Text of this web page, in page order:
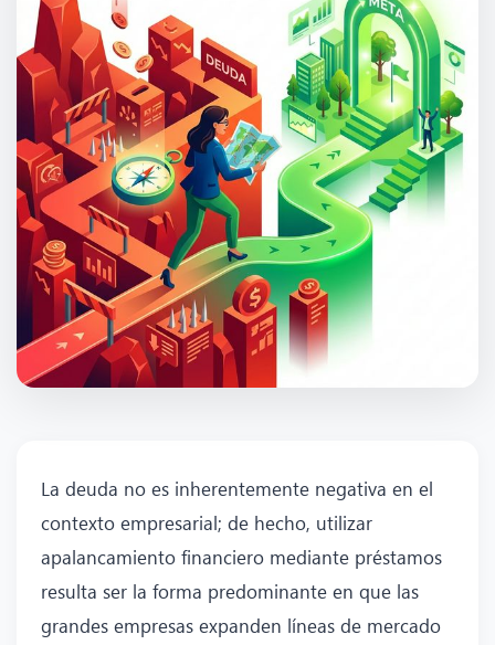
La deuda no es inherentemente negativa en el
contexto empresarial; de hecho, utilizar
apalancamiento financiero mediante préstamos
resulta ser la forma predominante en que las
grandes empresas expanden líneas de mercado